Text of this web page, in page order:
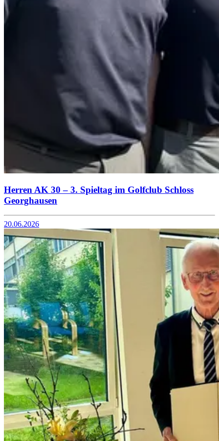
Herren AK 30 – 3. Spieltag im Golfclub Schloss
Georghausen
20.06.2026